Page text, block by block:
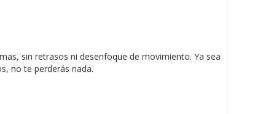
sin retrasos ni desenfoque de movimiento. Ya sea
no te perderás nada.